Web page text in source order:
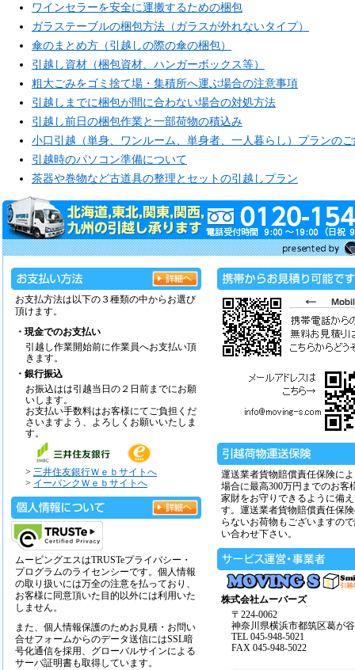
ワインセラーを安全に運搬するための梱包
ガラステーブルの梱包方法（ガラスが外れないタイプ）
傘のまとめ方（引越しの際の傘の梱包）
引越し資材（梱包資材、ハンガーボックス等）
粗大ごみをゴミ捨て場・集積所へ運ぶ場合の注意事項
引越しまでに梱包が間に合わない場合の対処方法
引越し前日の梱包作業と一部荷物の積込み
小口引越（単身、ワンルーム、単身者、一人暮らし）プランの
引越時のパソコン準備について
茶器や巻物など古道具の整理とセットの引越しプラン
お支払方法は以下の３種類の中からお選び
頂けます。
・現金でのお支払い
引越し作業開始前に作業員へお支払い頂
きます。
・銀行振込
お振込はは引越当日の２日前までにお願
いします。
お支払い手数料はお客様にてご負担くだ
さいますよう、よろしくお願いいたしま
す。
> 三井住友銀行Ｗｅｂサイトへ
> イーバンクＷｅｂサイトへ
ムービングエスはTRUSTeプライバシー・
プログラムのライセンシーです。個人情報
の取り扱いには万全の注意を払っており、
お客様に同意頂いた目的以外には利用いた
しません。
また、個人情報保護のためお見積・お問い
合せフォームからのデータ送信にはSSL暗
号化通信を採用、グローバルサインによる
サーバ証明書も取得しています。
運送業者貨物賠償責任保険に
場合に最高300万円までのお客
家財をお守りできるように備
す。運送業者貨物賠償責任保
らないお荷物もございますの
い合わせ下さい。
株式会社ムーバーズ
〒224-0062
神奈川県横浜市都筑区葛が
TEL 045-948-5021
FAX 045-948-5022